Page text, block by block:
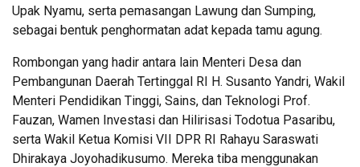
Upak Nyamu, serta pemasangan Lawung dan Sumping,
sebagai bentuk penghormatan adat kepada tamu agung.
Rombongan yang hadir antara lain Menteri Desa dan
Pembangunan Daerah Tertinggal RI H. Susanto Yandri, Wakil
Menteri Pendidikan Tinggi, Sains, dan Teknologi Prof.
Fauzan, Wamen Investasi dan Hilirisasi Todotua Pasaribu,
serta Wakil Ketua Komisi VII DPR RI Rahayu Saraswati
Dhirakaya Joyohadikusumo. Mereka tiba menggunakan